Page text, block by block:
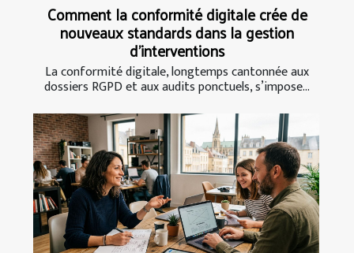
Comment la conformité digitale crée de
nouveaux standards dans la gestion
d’interventions
La conformité digitale, longtemps cantonnée aux
dossiers RGPD et aux audits ponctuels, s’impose...